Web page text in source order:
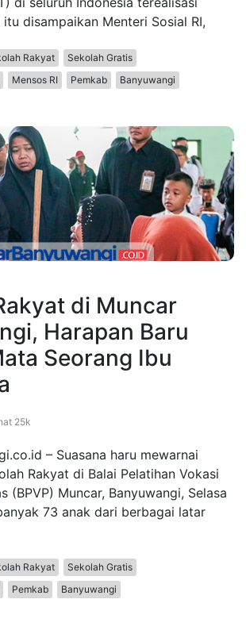
disampaikan Menteri Sosial RI,
Rakyat
Sekolah Gratis
Mensos RI Pemkab Banyuwangi
di Muncar
Harapan Baru
Seorang Ibu
25k
– Suasana haru mewarnai
Rakyat di Balai Pelatihan Vokasi
(BPVP) Muncar, Banyuwangi, Selasa
73 anak dari berbagai latar
Rakyat
Sekolah Gratis
Pemkab Banyuwangi